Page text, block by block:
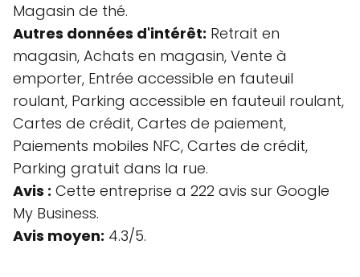
Magasin de thé.
Autres données d'intérêt: Retrait en
magasin, Achats en magasin, Vente à
emporter, Entrée accessible en fauteuil
roulant, Parking accessible en fauteuil roulant,
Cartes de crédit, Cartes de paiement,
Paiements mobiles NFC, Cartes de crédit,
Parking gratuit dans la rue.
Avis : Cette entreprise a 222 avis sur Google
My Business.
Avis moyen: 4.3/5.